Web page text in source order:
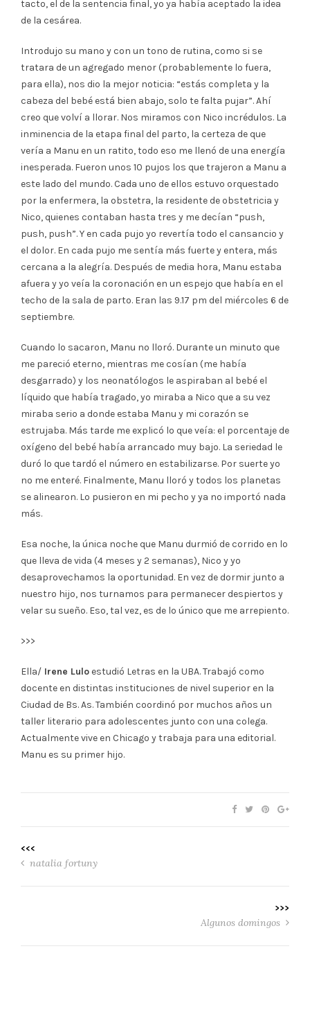
tacto, el de la sentencia final, yo ya había aceptado la idea
de la cesárea.
Introdujo su mano y con un tono de rutina, como si se
tratara de un agregado menor (probablemente lo fuera,
para ella), nos dio la mejor noticia: “estás completa y la
cabeza del bebé está bien abajo, solo te falta pujar”. Ahí
creo que volví a llorar. Nos miramos con Nico incrédulos. La
inminencia de la etapa final del parto, la certeza de que
vería a Manu en un ratito, todo eso me llenó de una energía
inesperada. Fueron unos 10 pujos los que trajeron a Manu a
este lado del mundo. Cada uno de ellos estuvo orquestado
por la enfermera, la obstetra, la residente de obstetricia y
Nico, quienes contaban hasta tres y me decían “push,
push, push”. Y en cada pujo yo revertía todo el cansancio y
el dolor. En cada pujo me sentía más fuerte y entera, más
cercana a la alegría. Después de media hora, Manu estaba
afuera y yo veía la coronación en un espejo que había en el
techo de la sala de parto. Eran las 9.17 pm del miércoles 6 de
septiembre.
Cuando lo sacaron, Manu no lloró. Durante un minuto que
me pareció eterno, mientras me cosían (me había
desgarrado) y los neonatólogos le aspiraban al bebé el
líquido que había tragado, yo miraba a Nico que a su vez
miraba serio a donde estaba Manu y mi corazón se
estrujaba. Más tarde me explicó lo que veía: el porcentaje de
oxígeno del bebé había arrancado muy bajo. La seriedad le
duró lo que tardó el número en estabilizarse. Por suerte yo
no me enteré. Finalmente, Manu lloró y todos los planetas
se alinearon. Lo pusieron en mi pecho y ya no importó nada
más.
Esa noche, la única noche que Manu durmió de corrido en lo
que lleva de vida (4 meses y 2 semanas), Nico y yo
desaprovechamos la oportunidad. En vez de dormir junto a
nuestro hijo, nos turnamos para permanecer despiertos y
velar su sueño. Eso, tal vez, es de lo único que me arrepiento.
>>>
Ella/ Irene Lulo estudió Letras en la UBA. Trabajó como
docente en distintas instituciones de nivel superior en la
Ciudad de Bs. As. También coordinó por muchos años un
taller literario para adolescentes junto con una colega.
Actualmente vive en Chicago y trabaja para una editorial.
Manu es su primer hijo.
<<<
natalia fortuny
>>>
Algunos domingos